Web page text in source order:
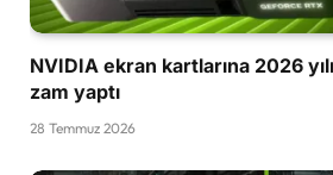
NVIDIA ekran kartlarına 2026
zam yaptı
28 Temmuz 2026